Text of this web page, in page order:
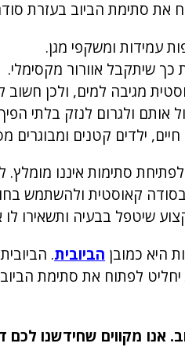
סתימת הביוב בעזרת
עמידות ומשקפי מגן.
כך שיתקבל אוורור מקסימלי.
מגיבה למים, ולכן חשוב
אותם ולגרום לנזק בלתי
ילדים קטנים ומבוגרים
סתימות איננו
קאוסטית ולהשתמש
שיטפל בבעיה ותשאירו
היא כמובן הביובית.
יחליט לפתוח את
אנו מקווים שחידשנו